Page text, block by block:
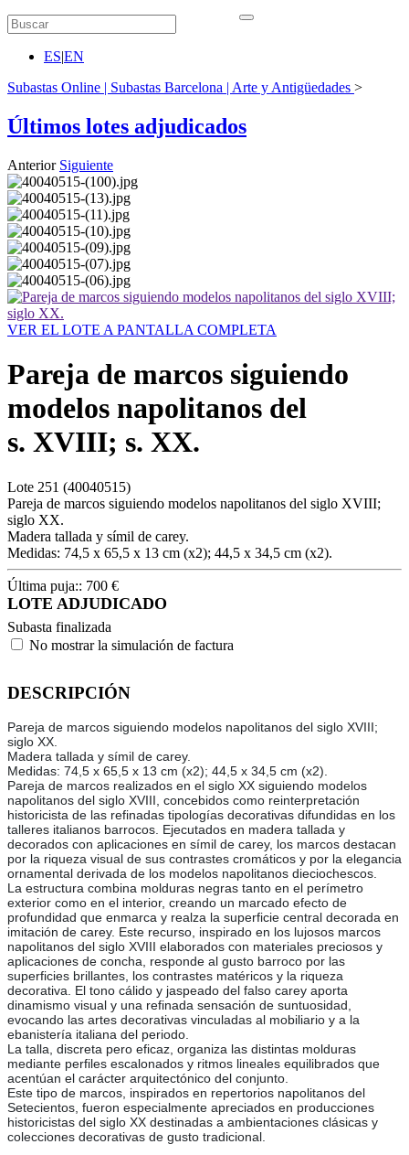
ES|EN
Subastas Online | Subastas Barcelona | Arte y Antigüedades >
Últimos lotes adjudicados
Anterior Siguiente
VER EL LOTE A PANTALLA COMPLETA
Pareja de marcos siguiendo
modelos napolitanos del
s. XVIII; s. XX.
Lote 251 (40040515)
Pareja de marcos siguiendo modelos napolitanos del siglo XVIII;
siglo XX.
Madera tallada y símil de carey.
Medidas: 74,5 x 65,5 x 13 cm (x2); 44,5 x 34,5 cm (x2).
Última puja:: 700 €
LOTE ADJUDICADO
Subasta finalizada
No mostrar la simulación de factura
DESCRIPCIÓN
Pareja de marcos siguiendo modelos napolitanos del siglo XVIII;
siglo XX.
Madera tallada y símil de carey.
Medidas: 74,5 x 65,5 x 13 cm (x2); 44,5 x 34,5 cm (x2).
Pareja de marcos realizados en el siglo XX siguiendo modelos
napolitanos del siglo XVIII, concebidos como reinterpretación
historicista de las refinadas tipologías decorativas difundidas en los
talleres italianos barrocos. Ejecutados en madera tallada y
decorados con aplicaciones en símil de carey, los marcos destacan
por la riqueza visual de sus contrastes cromáticos y por la elegancia
ornamental derivada de los modelos napolitanos dieciochescos.
La estructura combina molduras negras tanto en el perímetro
exterior como en el interior, creando un marcado efecto de
profundidad que enmarca y realza la superficie central decorada en
imitación de carey. Este recurso, inspirado en los lujosos marcos
napolitanos del siglo XVIII elaborados con materiales preciosos y
aplicaciones de concha, responde al gusto barroco por las
superficies brillantes, los contrastes matéricos y la riqueza
decorativa. El tono cálido y jaspeado del falso carey aporta
dinamismo visual y una refinada sensación de suntuosidad,
evocando las artes decorativas vinculadas al mobiliario y a la
ebanistería italiana del periodo.
La talla, discreta pero eficaz, organiza las distintas molduras
mediante perfiles escalonados y ritmos lineales equilibrados que
acentúan el carácter arquitectónico del conjunto.
Este tipo de marcos, inspirados en repertorios napolitanos del
Setecientos, fueron especialmente apreciados en producciones
historicistas del siglo XX destinadas a ambientaciones clásicas y
colecciones decorativas de gusto tradicional.